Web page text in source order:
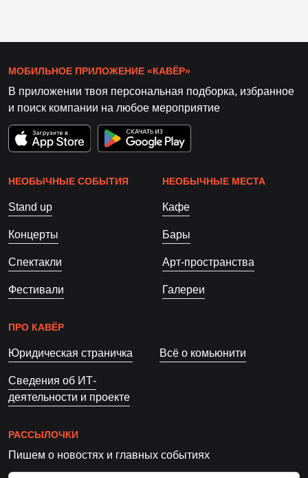
МОБИЛЬНОЕ ПРИЛОЖЕНИЕ «КАВЁР»
В приложении твоя персональная подборка, избранное
и поиск компании на любое мероприятие
НЕОБЫЧНЫЕ СОБЫТИЯ
Stand up
Концерты
Спектакли
Фестивали
НЕОБЫЧНЫЕ МЕСТА
Кафе
Бары
Арт-пространства
Галереи
ПРО КАВЁР
Юридическая страничка Всё о комьюнити
Сведения об ИТ-
деятельности и проекте
РАССЫЛОЧКИ
Пишем о новостях и главных событиях